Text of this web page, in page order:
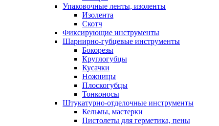
Упаковочные ленты, изоленты
Изолента
Скотч
Фиксирующие инструменты
Шарнирно-губцевые инструменты
Бокорезы
Круглогубцы
Кусачки
Ножницы
Плоскогубцы
Тонконосы
Штукатурно-отделочные инструменты
Кельмы, мастерки
Пистолеты для герметика, пены